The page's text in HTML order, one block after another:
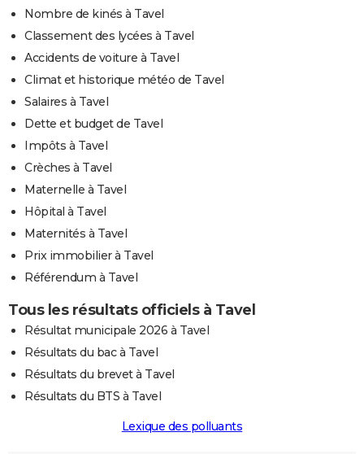
Nombre de kinés à Tavel
Classement des lycées à Tavel
Accidents de voiture à Tavel
Climat et historique météo de Tavel
Salaires à Tavel
Dette et budget de Tavel
Impôts à Tavel
Crèches à Tavel
Maternelle à Tavel
Hôpital à Tavel
Maternités à Tavel
Prix immobilier à Tavel
Référendum à Tavel
Tous les résultats officiels à Tavel
Résultat municipale 2026 à Tavel
Résultats du bac à Tavel
Résultats du brevet à Tavel
Résultats du BTS à Tavel
Lexique des polluants